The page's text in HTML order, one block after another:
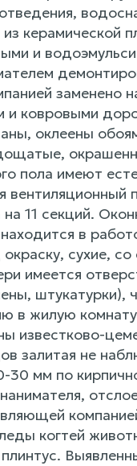
керамической
и
заменено
и ковровыми
оклеены
пола имеют
11 секций.
в
сухие, со
имеется
штукатурки),
в жилую
известково-
залитая не
30 мм по
когтей